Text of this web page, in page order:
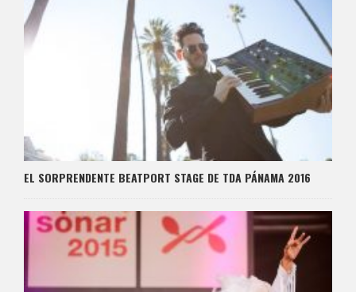
EL SORPRENDENTE BEATPORT STAGE DE TDA PÁNAMA 2016